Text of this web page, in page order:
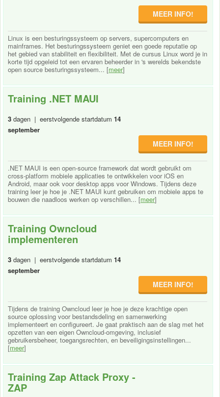
MEER INFO!
Linux is een besturingssysteem op servers, supercomputers en
mainframes. Het besturingssysteem geniet een goede reputatie op
het gebied van stabiliteit en flexibiliteit. Met de cursus Linux word je in
korte tijd opgeleid tot een ervaren beheerder in 's werelds bekendste
open source besturingssysteem... [meer]
Training .NET MAUI
3 dagen | eerstvolgende startdatum 14
september
MEER INFO!
.NET MAUI is een open-source framework dat wordt gebruikt om
cross-platform mobiele applicaties te ontwikkelen voor iOS en
Android, maar ook voor desktop apps voor Windows. Tijdens deze
training leer je hoe je .NET MAUI kunt gebruiken om mobiele apps te
bouwen die naadloos werken op verschillen... [meer]
Training Owncloud
implementeren
3 dagen | eerstvolgende startdatum 14
september
MEER INFO!
Tijdens de training Owncloud leer je hoe je deze krachtige open
source oplossing voor bestandsdeling en samenwerking
implementeert en configureert. Je gaat praktisch aan de slag met het
opzetten van een eigen Owncloud-omgeving, inclusief
gebruikersbeheer, toegangsrechten, en beveiligingsinstellingen...
[meer]
Training Zap Attack Proxy -
ZAP